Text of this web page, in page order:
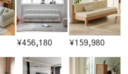
¥456,180 ¥159,980